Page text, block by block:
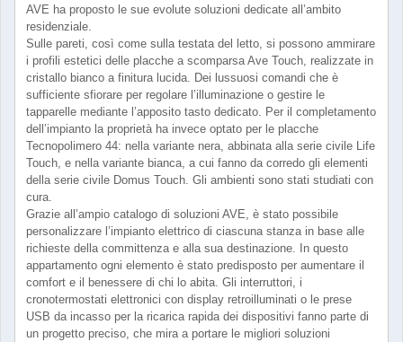
AVE ha proposto le sue evolute soluzioni dedicate all’ambito
residenziale.
Sulle pareti, così come sulla testata del letto, si possono ammirare
i profili estetici delle placche a scomparsa Ave Touch, realizzate in
cristallo bianco a finitura lucida. Dei lussuosi comandi che è
sufficiente sfiorare per regolare l’illuminazione o gestire le
tapparelle mediante l’apposito tasto dedicato. Per il completamento
dell’impianto la proprietà ha invece optato per le placche
Tecnopolimero 44: nella variante nera, abbinata alla serie civile Life
Touch, e nella variante bianca, a cui fanno da corredo gli elementi
della serie civile Domus Touch. Gli ambienti sono stati studiati con
cura.
Grazie all’ampio catalogo di soluzioni AVE, è stato possibile
personalizzare l’impianto elettrico di ciascuna stanza in base alle
richieste della committenza e alla sua destinazione. In questo
appartamento ogni elemento è stato predisposto per aumentare il
comfort e il benessere di chi lo abita. Gli interruttori, i
cronotermostati elettronici con display retroilluminati o le prese
USB da incasso per la ricarica rapida dei dispositivi fanno parte di
un progetto preciso, che mira a portare le migliori soluzioni